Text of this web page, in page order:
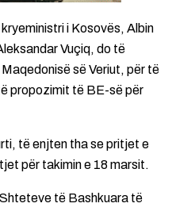
i Kosovës, Albin
Vuçiq, do të
së Veriut, për të
propozimit të BE-së për
të enjten tha se pritjet e
për takimin e 18 marsit.
të Bashkuara të